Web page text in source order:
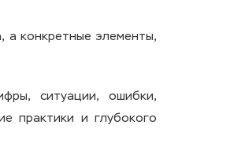
а конкретные элементы,
ситуации, ошибки,
практики и глубокого